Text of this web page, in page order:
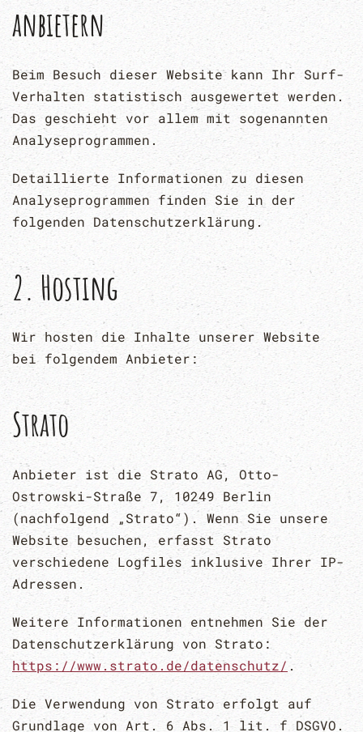
anbietern
Beim Besuch dieser Website kann Ihr Surf-
Verhalten statistisch ausgewertet werden.
Das geschieht vor allem mit sogenannten
Analyseprogrammen.
Detaillierte Informationen zu diesen
Analyseprogrammen finden Sie in der
folgenden Datenschutzerklärung.
2. Hosting
Wir hosten die Inhalte unserer Website
bei folgendem Anbieter:
Strato
Anbieter ist die Strato AG, Otto-
Ostrowski-Straße 7, 10249 Berlin
(nachfolgend „Strato“). Wenn Sie unsere
Website besuchen, erfasst Strato
verschiedene Logfiles inklusive Ihrer IP-
Adressen.
Weitere Informationen entnehmen Sie der
Datenschutzerklärung von Strato:
https://www.strato.de/datenschutz/ .
Die Verwendung von Strato erfolgt auf
Grundlage von Art. 6 Abs. 1 lit. f DSGVO.